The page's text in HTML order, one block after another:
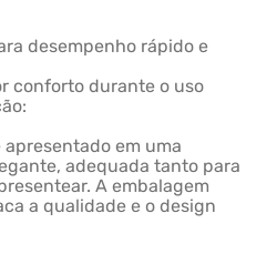
desempenho rápido e
conforto durante o uso
apresentado em uma
adequada tanto para
A embalagem
a qualidade e o design